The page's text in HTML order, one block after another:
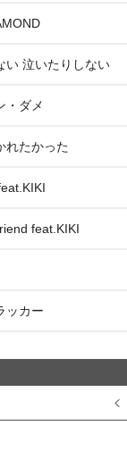
い 泣いたりしない
・ダメ
れたかった
feat.KIKI
ッカー